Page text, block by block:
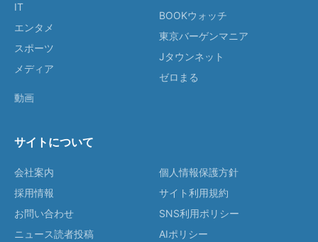
IT
エンタメ
スポーツ
メディア
動画
BOOKウォッチ
東京バーゲンマニア
Jタウンネット
ゼロまる
サイトについて
会社案内
採用情報
お問い合わせ
ニュース読者投稿
個人情報保護方針
サイト利用規約
SNS利用ポリシー
AIポリシー